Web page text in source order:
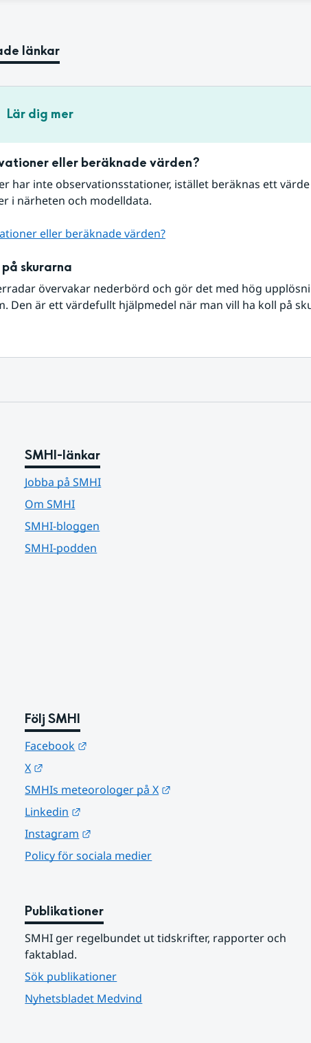
länkar
Lär dig mer
eller beräknade värden?
har inte observationsstationer, istället beräknas ett
i närheten och modelldata.
eller beräknade värden?
skurarna
övervakar nederbörd och gör det med hög
Den är ett värdefullt hjälpmedel när man vill ha koll på
SMHI-länkar
Jobba på SMHI
Om SMHI
SMHI-bloggen
SMHI-podden
Följ SMHI
Facebook
X
SMHIs meteorologer på X
Linkedin
Instagram
Policy för sociala medier
Publikationer
SMHI ger regelbundet ut tidskrifter, rapporter och
faktablad.
Sök publikationer
Nyhetsbladet Medvind